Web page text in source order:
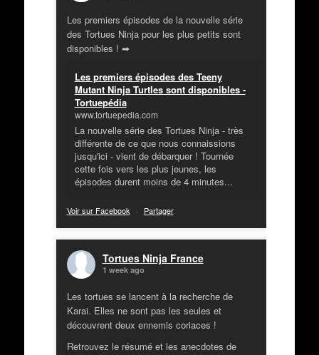
Les premiers épisodes de la nouvelle série
des Tortues Ninja pour les plus petits sont
disponibles ! ➡
Les premiers épisodes des Teeny
Mutant Ninja Turtles sont disponibles -
Tortuepédia
www.tortuepedia.com
La nouvelle série des Tortues Ninja - très
différente de ce que nous connaissions
jusqu'ici - vient de débarquer ! Tournée
cette fois vers les plus jeunes, les
épisodes durent moins de 4 minutes...
Voir sur Facebook · Partager
Tortues Ninja France
1 week ago
Les tortues se lancent à la recherche de
Karai. Elles ne sont pas les seules et
découvrent deux ennemis coriaces !
Retrouvez le résumé et les anecdotes de